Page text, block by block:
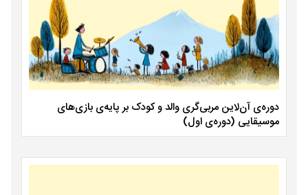
دوره‌ی آن‌لاین مربی‌گری والد و کودک بر پایه‌ی بازی‌های
موسیقایی (دوره‌ی اول)